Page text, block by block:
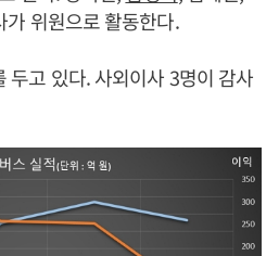
위원으로 활동한다.
두고 있다. 사외이사 3명이 감사